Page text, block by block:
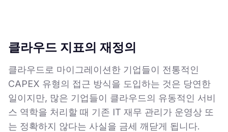
클라우드 지표의 재정의
클라우드로 마이그레이션한 기업들이 전통적인
CAPEX 유형의 접근 방식을 도입하는 것은 당연한
일이지만, 많은 기업들이 클라우드의 유동적인 서비
스 역학을 처리할 때 기존 IT 재무 관리가 운영상 또
는 정확하지 않다는 사실을 금세 깨닫게 됩니다.